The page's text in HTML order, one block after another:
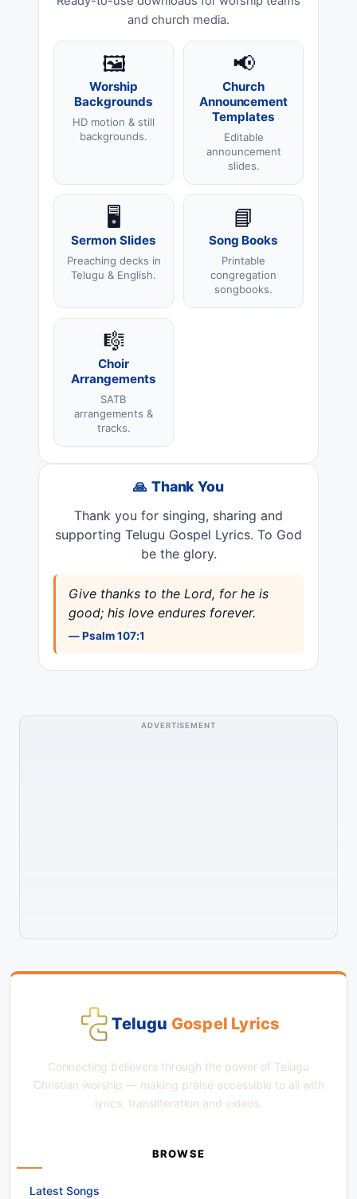
and church media.
🖼️
Worship
Backgrounds
HD motion & still
backgrounds.
📢
Church
Announcement
Templates
Editable
announcement
slides.
🖥️
Sermon Slides
Preaching decks in
Telugu & English.
📘
Song Books
Printable
congregation
songbooks.
🎼
Choir
Arrangements
SATB
arrangements &
tracks.
🙏 Thank You
Thank you for singing, sharing and
supporting Telugu Gospel Lyrics. To God
be the glory.
Give thanks to the Lord, for he is
good; his love endures forever.
— Psalm 107:1
ADVERTISEMENT
Telugu Gospel Lyrics
Connecting believers through the power of Telugu
Christian worship — making praise accessible to all with
lyrics, transliteration and videos.
BROWSE
Latest Songs